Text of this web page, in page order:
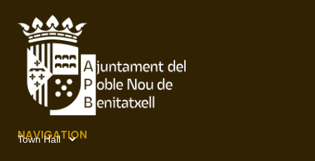
NAVIGATION
Town Hall